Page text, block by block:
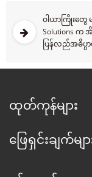
ဝါယာကြိုးတွေ
Solutions က
ပြန်လည်အဓိပ္
ထုတ်ကုန်များ
ဖြေရှင်းချက်မျာ